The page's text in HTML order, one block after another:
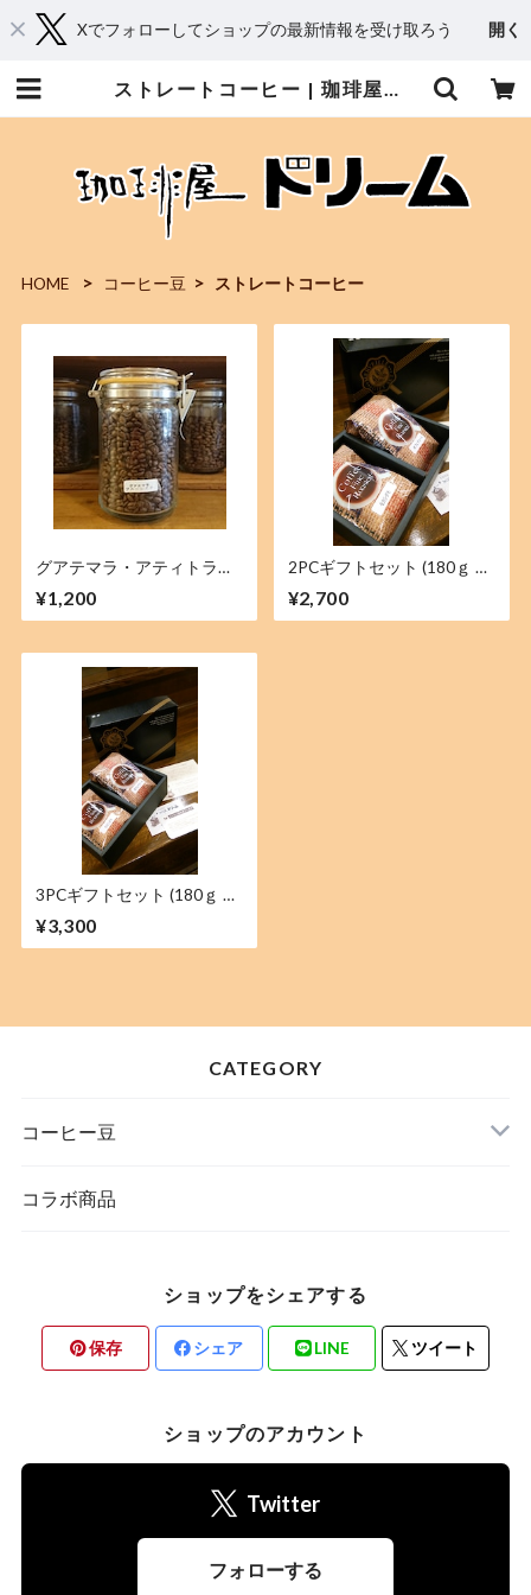
Xでフォローしてショップの最新情報を受け取ろう 開く
ストレートコーヒー | 珈琲屋ドリーム｜通販ページ
HOME コーヒー豆 ストレートコーヒー
グアテマラ・アティトラ
¥1,200
2PCギフトセット (180ｇ &
¥2,700
3PCギフトセット (180ｇ &
¥3,300
CATEGORY
コーヒー豆
コラボ商品
ショップをシェアする
保存 シェア LINE ツイート
ショップのアカウント
Twitter
フォローする